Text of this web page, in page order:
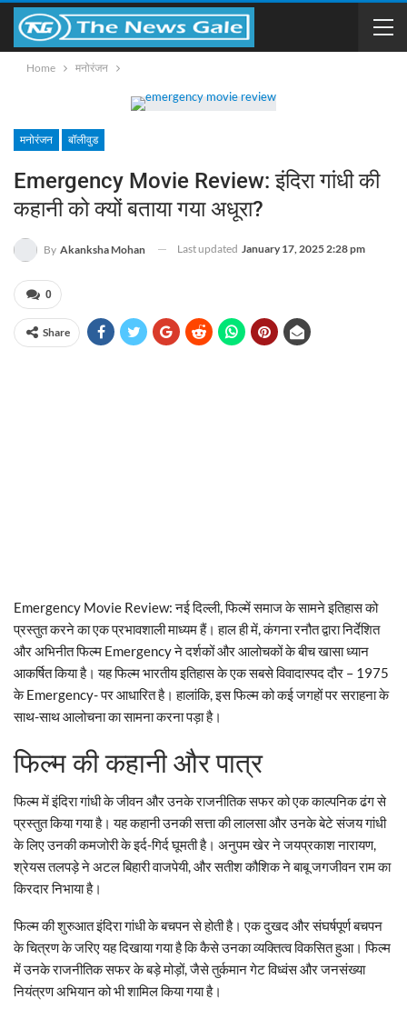
Home मनोरंजन
मनोरंजन बॉलीवुड
Emergency Movie Review: इंदिरा गांधी की
कहानी को क्यों बताया गया अधूरा?
By Akanksha Mohan Last updated January 17, 2025 2:28 pm
0
Share
Emergency Movie Review: नई दिल्ली, फिल्में समाज के सामने इतिहास को
प्रस्तुत करने का एक प्रभावशाली माध्यम हैं। हाल ही में, कंगना रनौत द्वारा निर्देशित
और अभिनीत फिल्म Emergency ने दर्शकों और आलोचकों के बीच खासा ध्यान
आकर्षित किया है। यह फिल्म भारतीय इतिहास के एक सबसे विवादास्पद दौर – 1975
के Emergency- पर आधारित है। हालांकि, इस फिल्म को कई जगहों पर सराहना के
साथ-साथ आलोचना का सामना करना पड़ा है।
फिल्म की कहानी और पात्र
फिल्म में इंदिरा गांधी के जीवन और उनके राजनीतिक सफर को एक काल्पनिक ढंग से
प्रस्तुत किया गया है। यह कहानी उनकी सत्ता की लालसा और उनके बेटे संजय गांधी
के लिए उनकी कमजोरी के इर्द-गिर्द घूमती है। अनुपम खेर ने जयप्रकाश नारायण,
श्रेयस तलपड़े ने अटल बिहारी वाजपेयी, और सतीश कौशिक ने बाबू जगजीवन राम का
किरदार निभाया है।
फिल्म की शुरुआत इंदिरा गांधी के बचपन से होती है। एक दुखद और संघर्षपूर्ण बचपन
के चित्रण के जरिए यह दिखाया गया है कि कैसे उनका व्यक्तित्व विकसित हुआ। फिल्म
में उनके राजनीतिक सफर के बड़े मोड़ों, जैसे तुर्कमान गेट विध्वंस और जनसंख्या
नियंत्रण अभियान को भी शामिल किया गया है।